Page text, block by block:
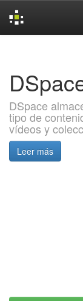
DSpace
tipo de
vídeos y
Leer más